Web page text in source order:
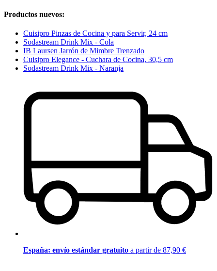
Productos nuevos:
Cuisipro Pinzas de Cocina y para Servir, 24 cm
Sodastream Drink Mix - Cola
IB Laursen Jarrón de Mimbre Trenzado
Cuisipro Elegance - Cuchara de Cocina, 30,5 cm
Sodastream Drink Mix - Naranja
España: envío estándar gratuito a partir de 87,90 €